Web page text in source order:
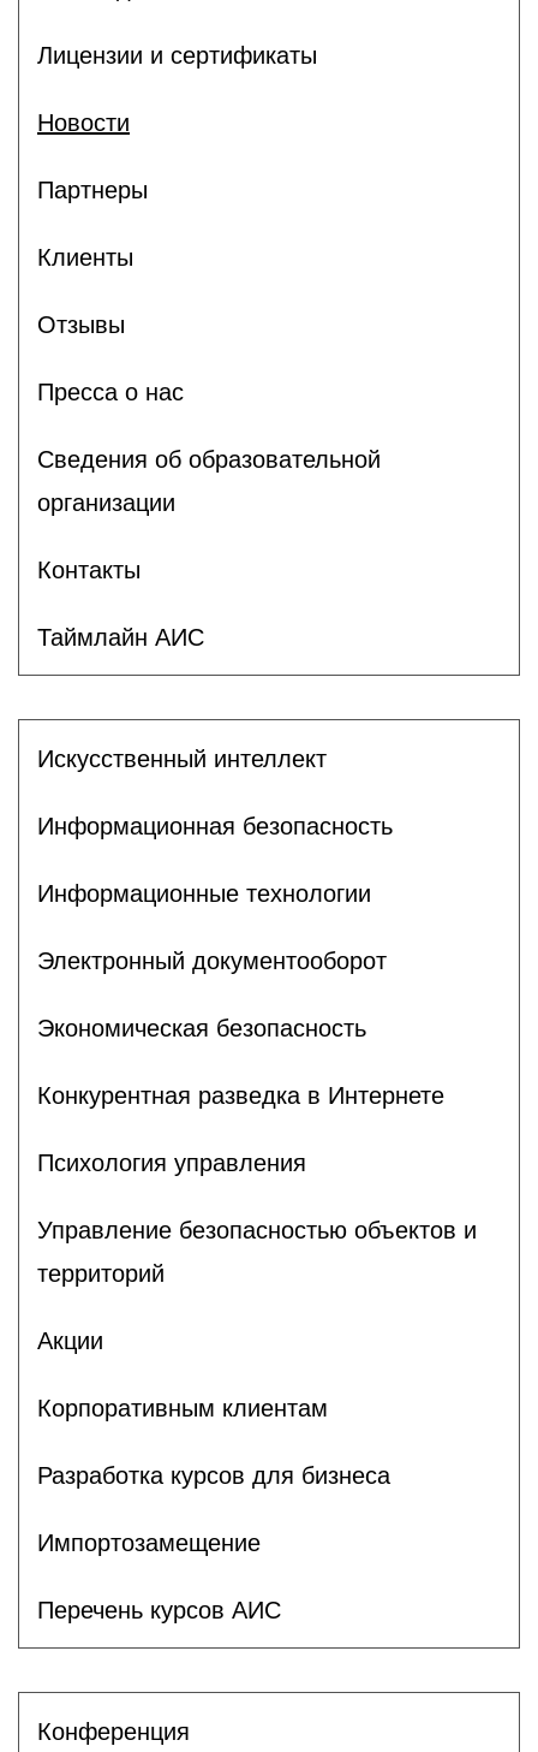
Лицензии и сертификаты
Новости
Партнеры
Клиенты
Отзывы
Пресса о нас
Сведения об образовательной
организации
Контакты
Таймлайн АИС
Искусственный интеллект
Информационная безопасность
Информационные технологии
Электронный документооборот
Экономическая безопасность
Конкурентная разведка в Интернете
Психология управления
Управление безопасностью объектов и
территорий
Акции
Корпоративным клиентам
Разработка курсов для бизнеса
Импортозамещение
Перечень курсов АИС
Конференция